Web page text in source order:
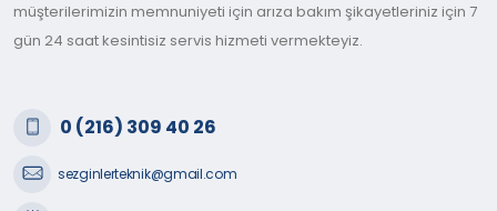
müşterilerimizin memnuniyeti için arıza bakım şikayetleriniz için 7
gün 24 saat kesintisiz servis hizmeti vermekteyiz.
0 (216) 309 40 26
sezginlerteknik@gmail.com